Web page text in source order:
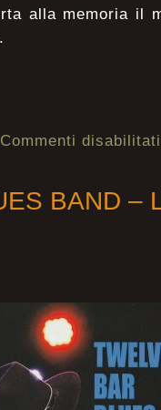
alla memoria il
Commenti disabilitati
BAND –